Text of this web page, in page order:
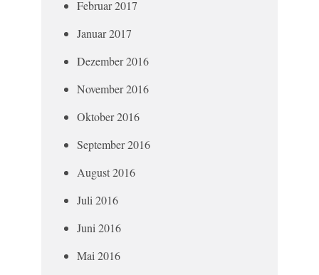
Februar 2017
Januar 2017
Dezember 2016
November 2016
Oktober 2016
September 2016
August 2016
Juli 2016
Juni 2016
Mai 2016